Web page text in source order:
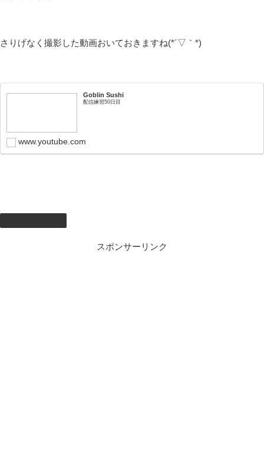
さりげなく撮影した動画おいておきますね(*´▽｀*)
Goblin Sushi
配信練習50日目
www.youtube.com
スポンサーリンク